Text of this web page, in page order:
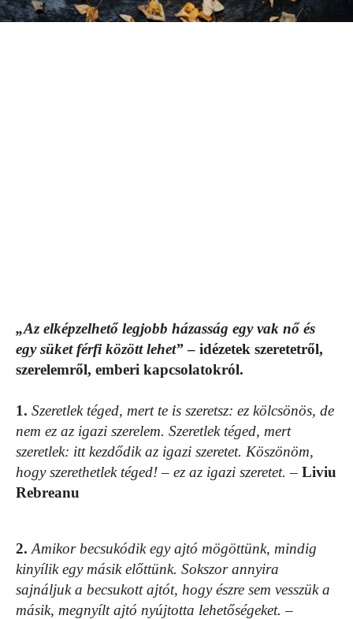
„Az elképzelhető legjobb házasság egy vak nő és
egy süket férfi között lehet”– idézetek szeretetről,
szerelemről, emberi kapcsolatokról.
1. Szeretlek téged, mert te is szeretsz: ez kölcsönös, de
nem ez az igazi szerelem. Szeretlek téged, mert
szeretlek: itt kezdődik az igazi szeretet. Köszönöm,
hogy szerethetlek téged! – ez az igazi szeretet. – Liviu
Rebreanu
2. Amikor becsukódik egy ajtó mögöttünk, mindig
kinyílik egy másik előttünk. Sokszor annyira
sajnáljuk a becsukott ajtót, hogy észre sem vesszük a
másik, megnyílt ajtó nyújtotta lehetőségeket. –